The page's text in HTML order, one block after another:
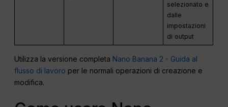
selezionato e
dalle
impostazioni
di output
Utilizza la versione completa Nano Banana 2 - Guida al
flusso di lavoro per le normali operazioni di creazione e
modifica.